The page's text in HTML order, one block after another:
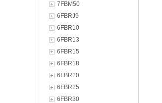
7FBM50
6FBRJ9
6FBR10
6FBR13
6FBR15
6FBR18
6FBR20
6FBR25
6FBR30